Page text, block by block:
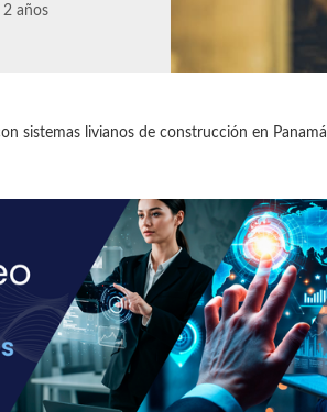
2 años
sistemas livianos de construcción en Panamá